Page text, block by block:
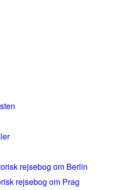
rejsebog om Berlin
rejsebog om Prag